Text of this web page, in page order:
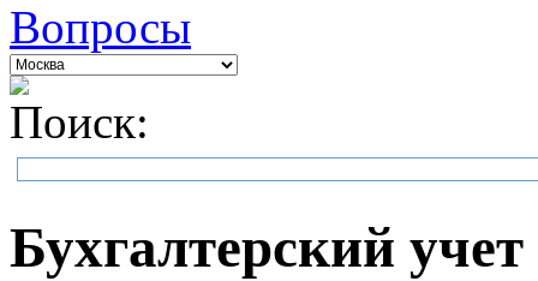
Вопросы
Поиск:
Бухгалтерский учет